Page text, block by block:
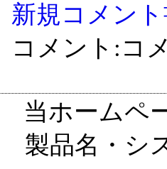
新規コメン
コメント:コ
当ホームペ
製品名・シ